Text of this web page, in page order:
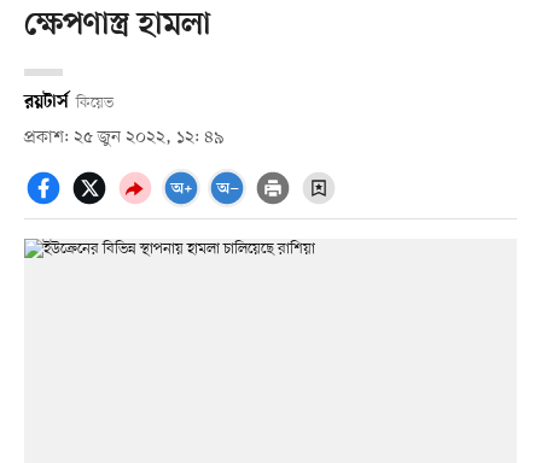
ক্ষেপণাস্ত্র হামলা
রয়টার্স কিয়েভ
প্রকাশ: ২৫ জুন ২০২২, ১২: ৪৯